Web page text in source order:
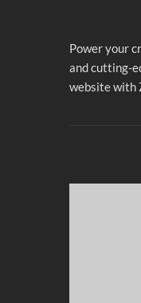
Power your
and cutting-
website with